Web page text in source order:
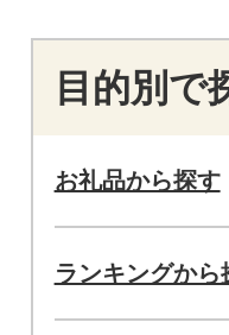
目的別で
お礼品から探す
ランキングから